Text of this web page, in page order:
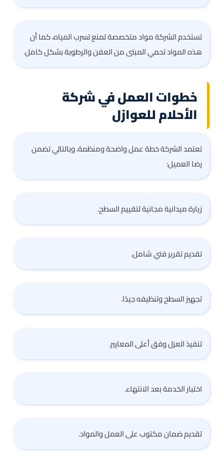
تستخدم الشركة مواد متخصصة لمنع تسرب المياه، كما أن
هذه المواد تحمي المبنى من العفن والرطوبة بشكل كامل.
خطوات العمل في شركة
الأحلام للعوازل
تعتمد الشركة خطة عمل واضحة ومنظمة، وبالتالي تضمن
رضا العميل:
زيارة ميدانية مجانية لتقييم السطح.
تقديم تقرير فني شامل.
تجهيز السطح وتنظيفه جيدًا.
تنفيذ العزل وفق أعلى المعايير.
اختبار الخدمة بعد الانتهاء.
تقديم ضمان مكتوب على العمل والمواد.